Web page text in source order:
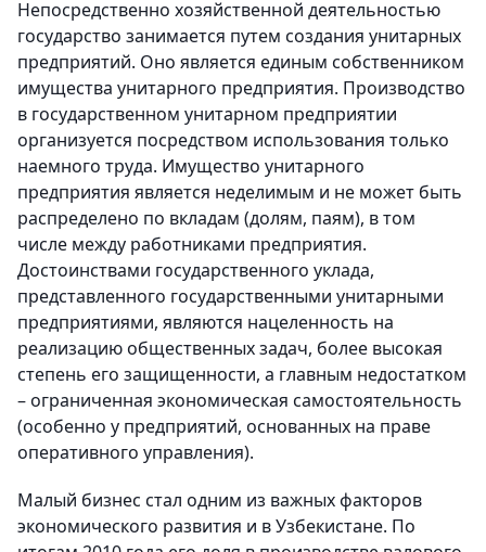
Непосредственно хозяйственной деятельностью
государство занимается путем создания унитарных
предприятий. Оно является единым собственником
имущества унитарного предприятия. Производство
в государственном унитарном предприятии
организуется посредством использования только
наемного труда. Имущество унитарного
предприятия является неделимым и не может быть
распределено по вкладам (долям, паям), в том
числе между работниками предприятия.
Достоинствами государственного уклада,
представленного государственными унитарными
предприятиями, являются нацеленность на
реализацию общественных задач, более высокая
степень его защищенности, а главным недостатком
– ограниченная экономическая самостоятельность
(особенно у предприятий, основанных на праве
оперативного управления).
Малый бизнес стал одним из важных факторов
экономического развития и в Узбекистане. По